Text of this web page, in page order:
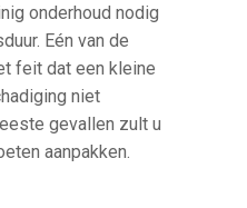
onderhoud nodig
Eén van de
feit dat een kleine
niet
gevallen zult u
aanpakken.